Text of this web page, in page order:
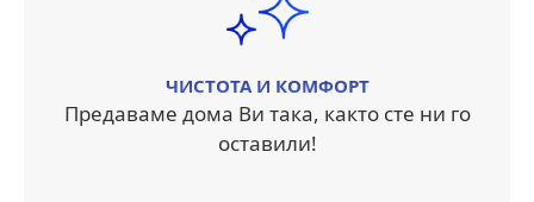
ЧИСТОТА И КОМФОРТ
Предаваме дома Ви така, както сте ни го
оставили!